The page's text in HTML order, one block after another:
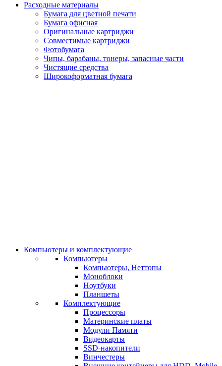
Расходные материалы
Бумага для цветной печати
Бумага офисная
Оригинальные картриджи
Совместимые картриджи
Фотобумага
Чипы, барабаны, тонеры, запасные части
Чистящие средства
Широкоформатная бумага
Компьютеры и комплектующие
Компьютеры
Компьютеры, Неттопы
Моноблоки
Ноутбуки
Планшеты
Комплектующие
Процессоры
Материнские платы
Модули Памяти
Видеокарты
SSD-накопители
Винчестеры